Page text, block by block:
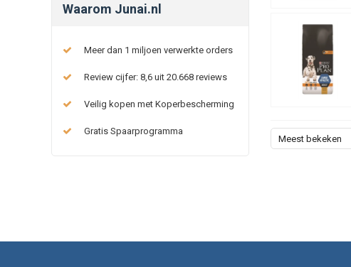
Waarom Junai.nl
Meer dan 1 miljoen verwerkte orders
Review cijfer: 8,6 uit 20.668 reviews
Veilig kopen met Koperbescherming
Gratis Spaarprogramma
Meest bekeken